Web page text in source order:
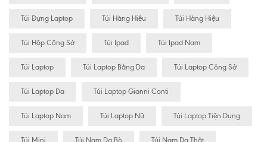
Túi Đựng Laptop Túi Hàng Hiêu Túi Hàng Hiệu
Túi Hộp Công Sở Túi Ipad Túi Ipad Nam
Túi Laptop Túi Laptop Bằng Da Túi Laptop Công Sở
Túi Laptop Da Túi Laptop Gianni Conti
Túi Laptop Nam Túi Laptop Nữ Túi Laptop Tiện Dụng